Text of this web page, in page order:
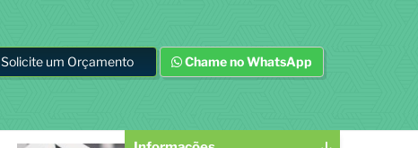
Solicite um Orçamento Chame no WhatsApp